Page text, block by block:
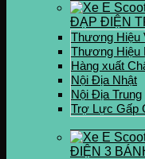
ĐẠP ĐIỆN
Thương Hiệu
Thương Hiệu
Hàng xuất
Nội Địa Nhật
Nội Địa Trung
Trợ Lực Gấp
ĐIỆN 3